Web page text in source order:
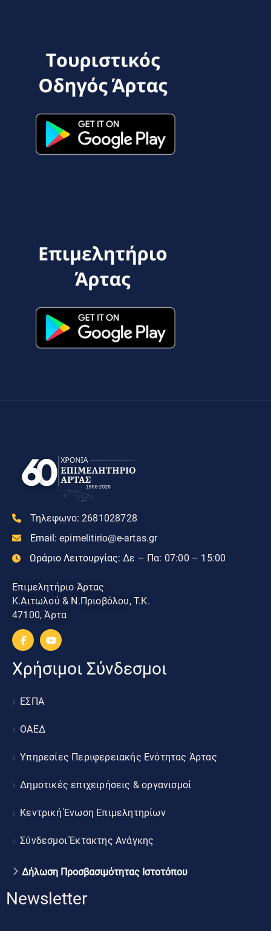
Τηλεφωνο: 2681028728
Email: epimelitirio@e-artas.gr
Ωράριο Λειτουργίας: Δε – Πα: 07:00 – 15:00
Επιμελητήριο Άρτας
Κ.Αιτωλού & Ν.Πριοβόλου, Τ.Κ.
47100, Άρτα
Χρήσιμοι Σύνδεσμοι
ΕΣΠΑ
ΟΑΕΔ
Υπηρεσίες Περιφερειακής Ενότητας Άρτας
Δημοτικές επιχειρήσεις & οργανισμοί
Κεντρική Ένωση Επιμελητηρίων
Σύνδεσμοι Έκτακτης Ανάγκης
Δήλωση Προσβασιμότητας Ιστοτόπου
Newsletter